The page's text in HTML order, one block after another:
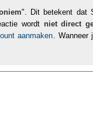
". Dit betekent dat
wordt niet direct
aanmaken. Wanneer